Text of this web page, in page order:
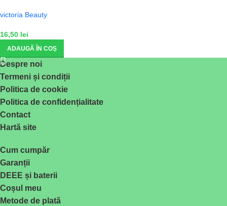
victoria Beauty
16,50 lei
ADAUGĂ ÎN COȘ
Despre noi
Termeni și condiții
Politica de cookie
Politica de confidențialitate
Contact
Hartă site
Cum cumpăr
Garanții
DEEE și baterii
Coșul meu
Metode de plată